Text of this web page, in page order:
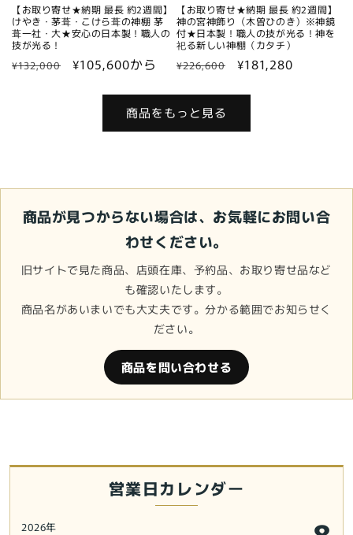
【お取り寄せ★納期 最長 約2週間】
けやき・茅葺・こけら葺の神棚 茅
葺一社・大★安心の日本製！職人の
技が光る！
通
¥132,000
セ
¥105,600から
【お取り寄せ★納期 最長 約2週間】
神の宮神飾り（木曽ひのき）※神鏡
付★日本製！職人の技が光る！神を
祀る新しい神棚（カタチ）
通
格
¥226,600
セ
¥181,280
商品をもっと見る
商品が見つからない場合は、お気軽にお問い合
わせください。
旧サイトで見た商品、店頭在庫、予約品、お取り寄せ品など
も確認いたします。
商品名があいまいでも大丈夫です。分かる範囲でお知らせく
ださい。
商品を問い合わせる
営業日カレンダー
2026年